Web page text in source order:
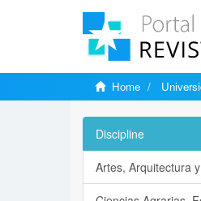
Home
Discipline
Artes, Arquitectura